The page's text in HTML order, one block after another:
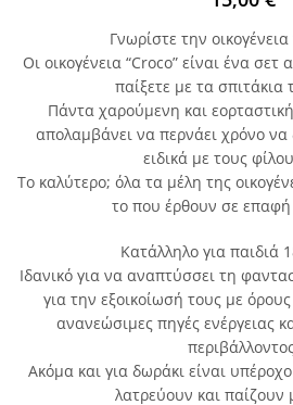
Γνωρίστε την
Οι οικογένεια “Croco” είναι ένα
παίξετε με τα σπιτάκια
Πάντα χαρούμενη και
απολαμβάνει να περνάει χρόνο να
ειδικά με τους
Το καλύτερο; όλα τα μέλη της
το που έρθουν σε επαφή
Κατάλληλο για παιδιά
Ιδανικό για να αναπτύσσει τη
για την εξοικοίωσή τους με
ανανεώσιμες πηγές ενέργειας
Ακόμα και για δωράκι είναι
λατρεύουν και παίζουν